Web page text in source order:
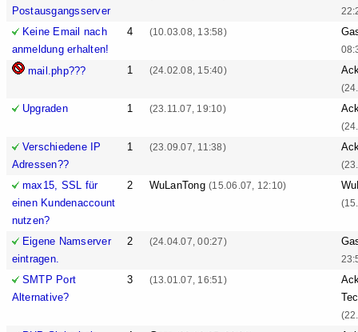
Postausgangsserver
Keine Email nach
anmeldung erhalten!
4 (10.03.08, 13:58)
mail.php??? 1 (24.02.08, 15:40)
Upgraden 1 (23.11.07, 19:10)
Verschiedene IP
Adressen??
1 (23.09.07, 11:38)
max15, SSL für
einen Kundenaccount
nutzen?
2 WuLanTong(15.06.07, 12:10)
Eigene Namserver
eintragen.
2 (24.04.07, 00:27)
SMTP Port
Alternative?
3 (13.01.07, 16:51)